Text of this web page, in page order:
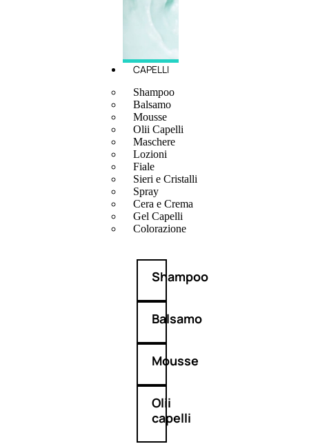
CAPELLI
Shampoo
Balsamo
Mousse
Olii Capelli
Maschere
Lozioni
Fiale
Sieri e Cristalli
Spray
Cera e Crema
Gel Capelli
Colorazione
Shampoo
Balsamo
Mousse
Olii
capelli